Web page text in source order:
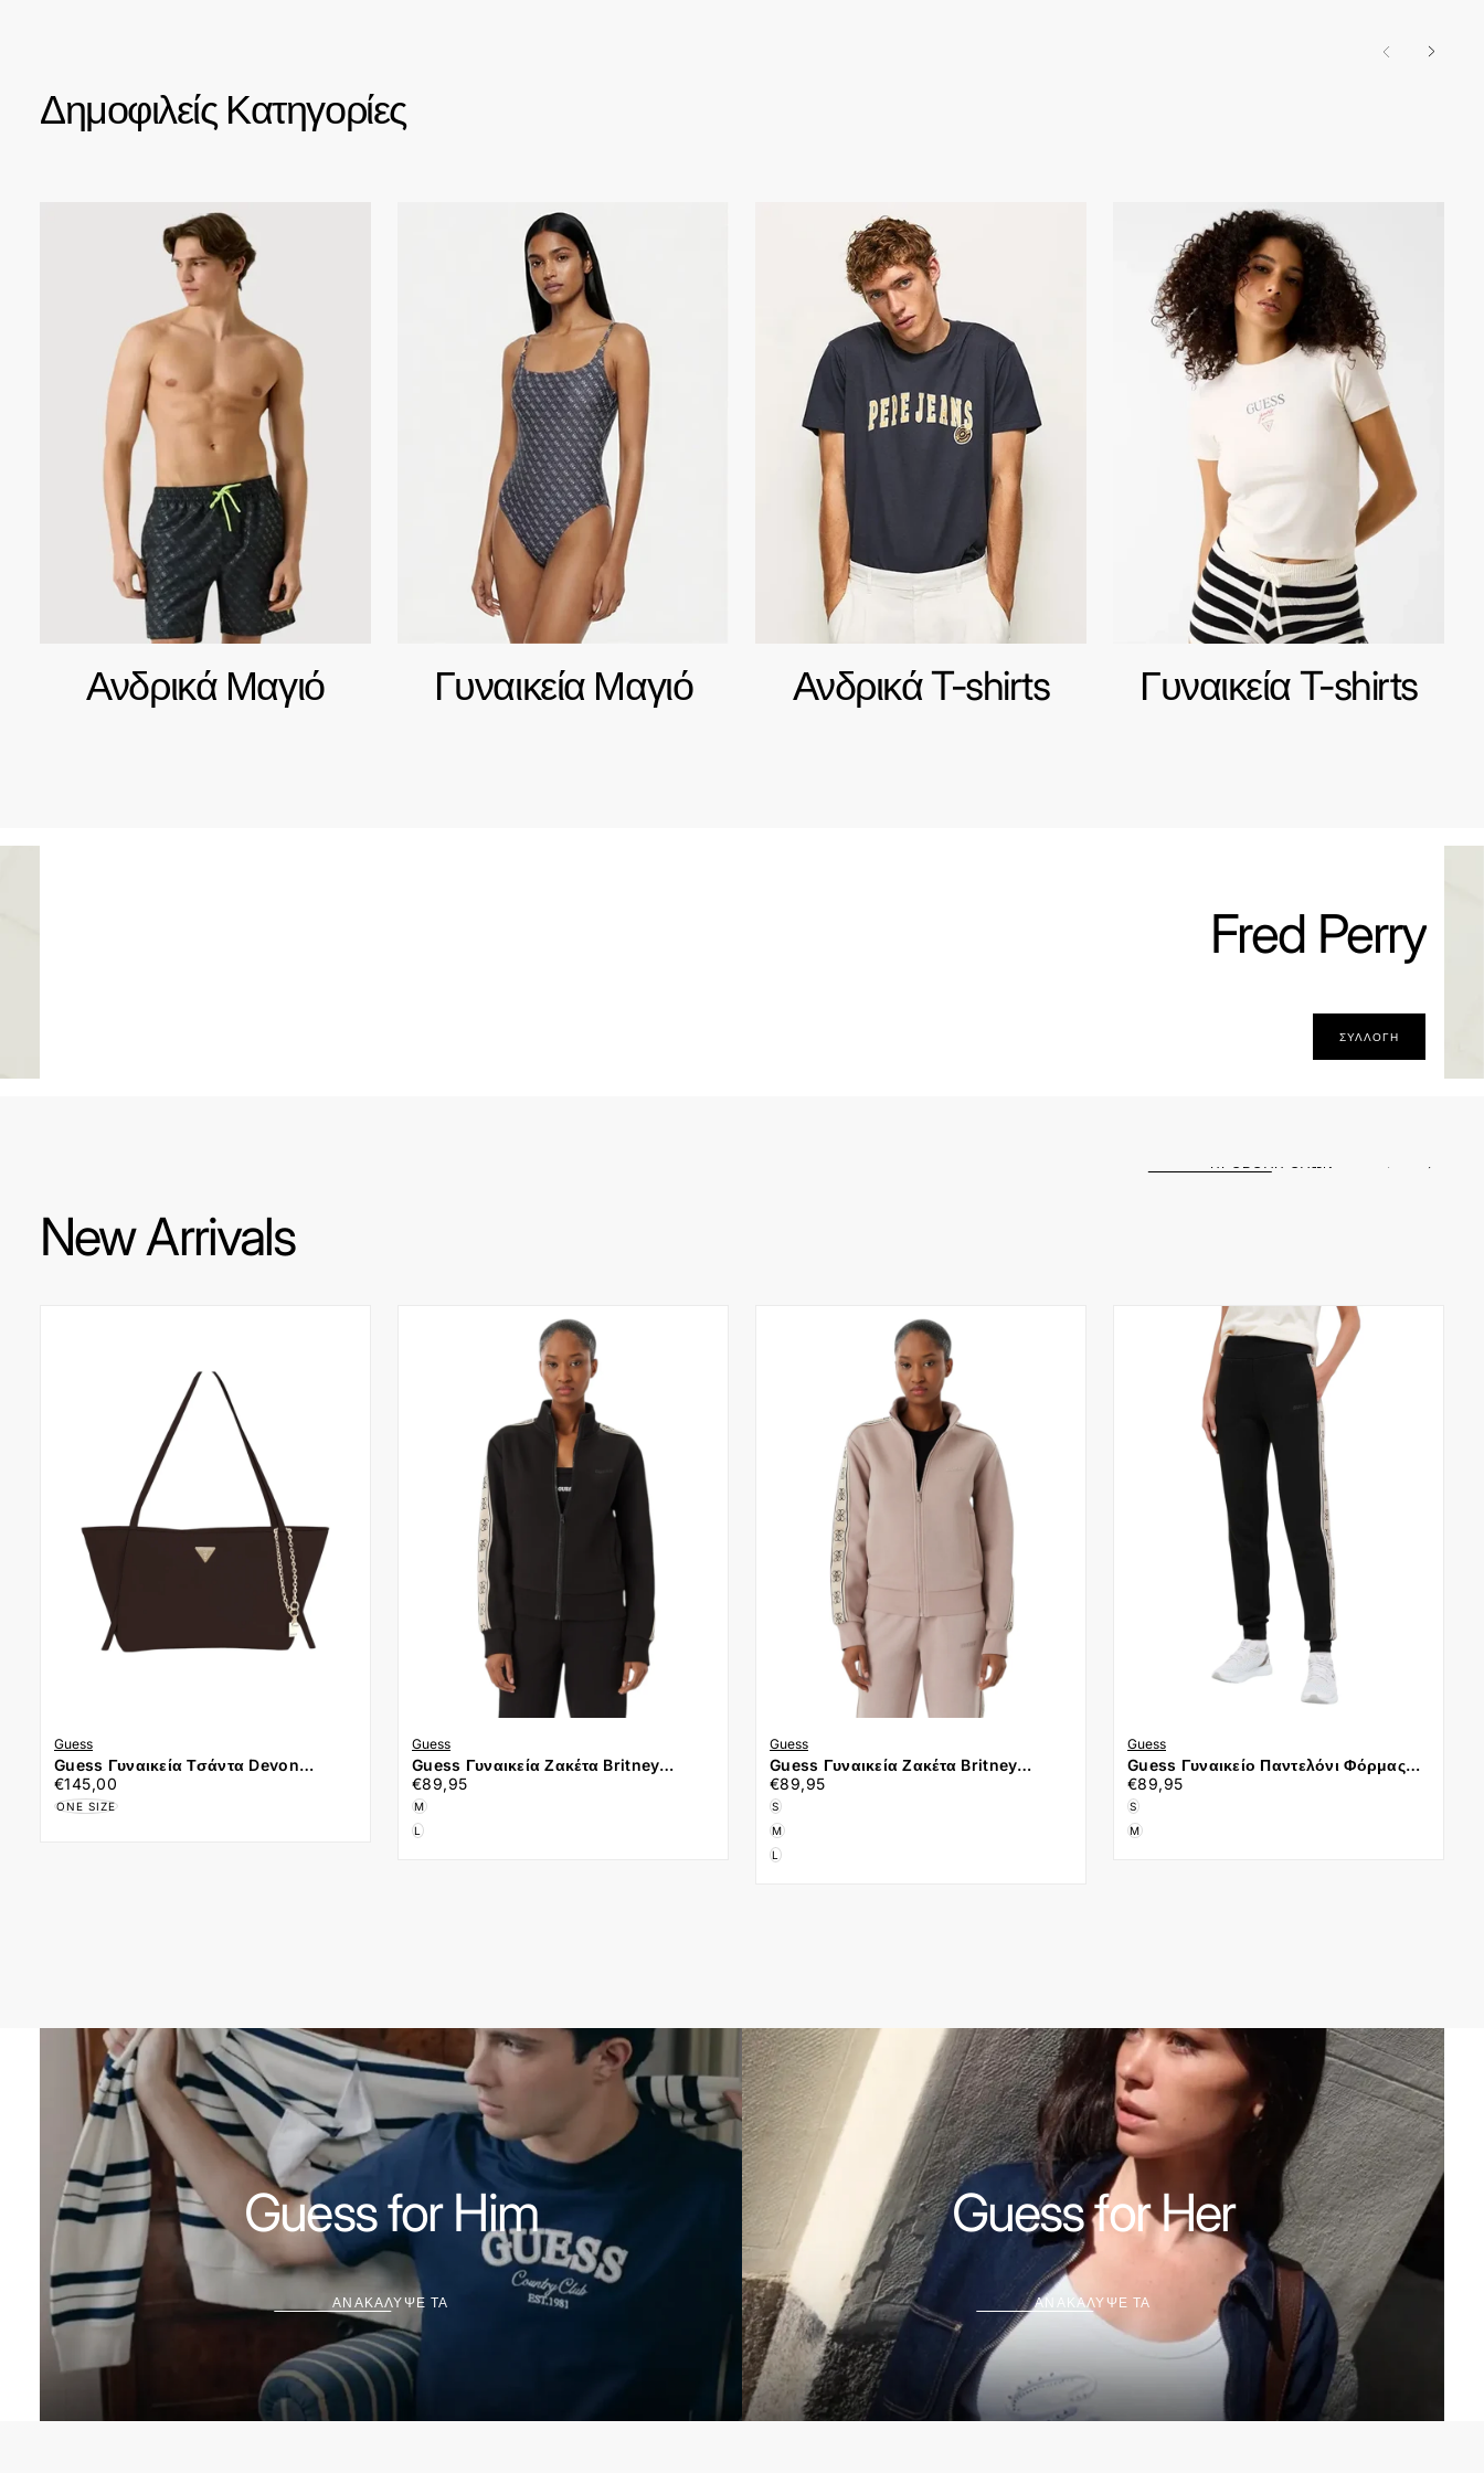
Δημοφιλείς Κατηγορίες
Ανδρικά Μαγιό Γυναικεία Μαγιό Ανδρικά T-shirts Γυναικεία T-shirts
Fred Perry
ΣΥΛΛΟΓΉ
New Arrivals
Guess
Guess Γυναικεία Τσάντα Devon
HWBG9745230-Brown
€145,00
Τιμή
€145,00
ONE SIZE
Guess
Guess Γυναικεία Ζακέτα Britney
V2YQ16KB3P2-JBLK Μαύρο
€89,95
Τιμή
€89,95
M
L
Guess
Guess Γυναικεία Ζακέτα Britney
V2YQ16KB3P2-G4Q9 Ροζ
€89,95
Τιμή
€89,95
S
M
L
Guess
Guess Γυναικείο Παντελόνι Φόρμας
Britney V2YB15KB3P2-JBLK Μαύρο
€89,95
Τιμή
€89,95
S
M
Guess for Him
ΑΝΑΚΑΛΥΨΕ ΤΑ
ΑΝΑΚΑΛΥΨΕ
Guess for Her
ΑΝΑΚΑΛΥΨΕ ΤΑ
ΑΝΑΚΑΛΥΨΕ
ΤΑ